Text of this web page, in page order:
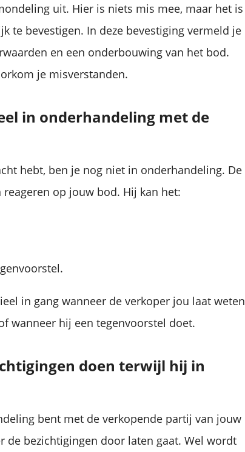
uit. Hier is niets mis mee, maar het is
te bevestigen. In deze bevestiging vermeld je
en een onderbouwing van het bod.
je misverstanden.
in onderhandeling met de
hebt, ben je nog niet in onderhandeling. De
op jouw bod. Hij kan het:
in gang wanneer de verkoper jou laat weten
wanneer hij een tegenvoorstel doet.
doen terwijl hij in
bent met de verkopende partij van jouw
de bezichtigingen door laten gaat. Wel wordt